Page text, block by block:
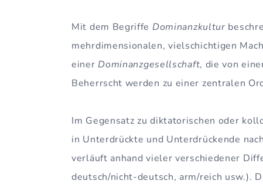
Mit dem Begriffe Dominanzkultur
mehrdimensionalen, vielschichtigen
einer Dominanzgesellschaft, die von
Beherrscht werden zu einer zentralen
Im Gegensatz zu diktatorischen oder
in Unterdrückte und Unterdrückende
verläuft anhand vieler verschiedener
deutsch/nicht-deutsch, arm/reich usw.).